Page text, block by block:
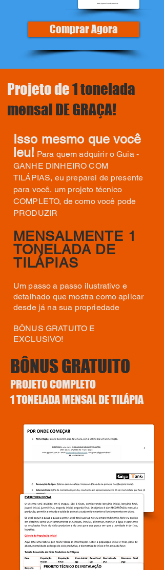
Comprar Agora
Projeto de1 tonelada
mensal DE GRAÇA!
Isso mesmo que você
leu! Para quem adquirir o Guia -
GANHE DINHEIRO COM
TILÁPIAS, eu preparei de presente
para você, um projeto técnico
COMPLETO, de como você pode
PRODUZIR
MENSALMENTE 1
TONELADA DE
TILÁPIAS
Um passo a passo ilustrativo e
detalhado que mostra como aplicar
desde já na sua propriedade
BÔNUS GRATUITO E
EXCLUSIVO!
BÔNUS GRATUITO
PROJETO COMPLETO
1 TONELADA MENSAL DE TILÁPIA